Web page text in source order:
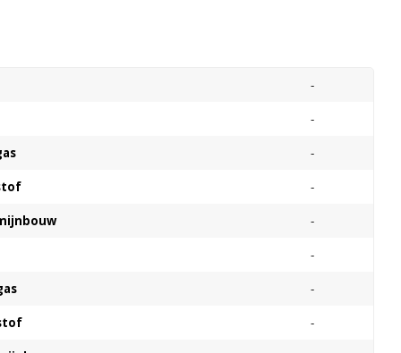
-
-
-
-
-
-
-
-